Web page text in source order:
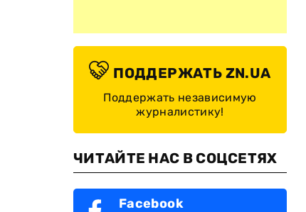
ПОДДЕРЖАТЬ ZN.UA
Поддержать независимую
журналистику!
ЧИТАЙТЕ НАС В СОЦСЕТЯХ
Facebook